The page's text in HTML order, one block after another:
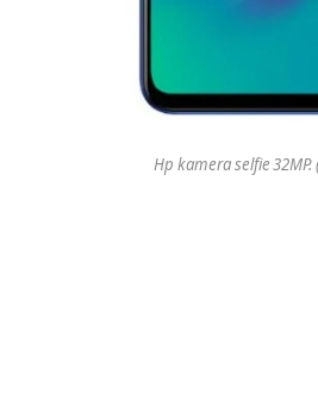
Hp kamera selfie 32MP.